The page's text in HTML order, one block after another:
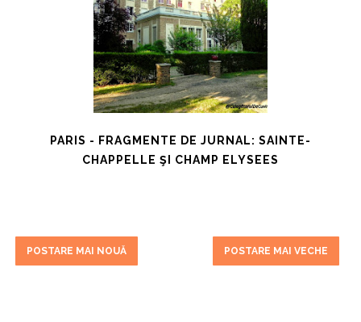
PARIS - FRAGMENTE DE JURNAL: SAINTE-
CHAPPELLE ŞI CHAMP ELYSEES
POSTARE MAI NOUĂ POSTARE MAI VECHE